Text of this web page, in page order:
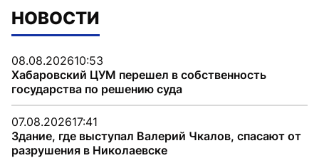
НОВОСТИ
08.08.202610:53
Хабаровский ЦУМ перешел в собственность
государства по решению суда
07.08.202617:41
Здание, где выступал Валерий Чкалов, спасают от
разрушения в Николаевске